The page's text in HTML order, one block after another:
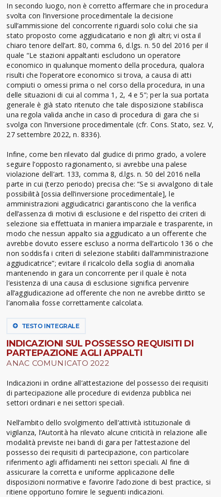
In secondo luogo, non è corretto affermare che in procedura
svolta con l’inversione procedimentale la decisione
sull’ammissione del concorrente riguardi solo colui che sia
stato proposto come aggiudicatario e non gli altri; vi osta il
chiaro tenore dell’art. 80, comma 6, d.lgs. n. 50 del 2016 per il
quale “Le stazioni appaltanti escludono un operatore
economico in qualunque momento della procedura, qualora
risulti che l’operatore economico si trova, a causa di atti
compiuti o omessi prima o nel corso della procedura, in una
delle situazioni di cui al comma 1, 2, 4 e 5”; per la sua portata
generale è già stato ritenuto che tale disposizione stabilisca
una regola valida anche in caso di procedura di gara che si
svolga con l’inversione procedimentale (cfr. Cons. Stato, sez. V,
27 settembre 2022, n. 8336).
Infine, come ben rilevato dal giudice di primo grado, a volere
seguire l’opposto ragionamento, si avrebbe una palese
violazione dell’art. 133, comma 8, d.lgs. n. 50 del 2016 nella
parte in cui (terzo periodo) precisa che: “Se si avvalgono di tale
possibilità [ossia dell’inversione procedimentale], le
amministrazioni aggiudicatrici garantiscono che la verifica
dell’assenza di motivi di esclusione e del rispetto dei criteri di
selezione sia effettuata in maniera imparziale e trasparente, in
modo che nessun appalto sia aggiudicato a un offerente che
avrebbe dovuto essere escluso a norma dell’articolo 136 o che
non soddisfa i criteri di selezione stabiliti dall’amministrazione
aggiudicatrice”; evitare il ricalcolo della soglia di anomalia
mantenendo in gara un concorrente per il quale è nota
l’esistenza di una causa di esclusione significa pervenire
all’aggiudicazione ad offerente che non ne avrebbe diritto se
l’anomalia fosse correttamente calcolata.
TESTO INTEGRALE
INDICAZIONI SUL POSSESSO REQUISITI DI
PARTEPAZIONE AGLI APPALTI
ANAC COMUNICATO 2022
Indicazioni in ordine all’attestazione del possesso dei requisiti
di partecipazione alle procedure di evidenza pubblica nei
settori ordinari e nei settori speciali.
Nell’ambito dello svolgimento dell’attività istituzionale di
vigilanza, l’Autorità ha rilevato alcune criticità in relazione alle
modalità previste nei bandi di gara per l’attestazione del
possesso dei requisiti di partecipazione, con particolare
riferimento agli affidamenti nei settori speciali. Al fine di
assicurare la corretta e uniforme applicazione delle
disposizioni normative e favorire l’adozione di best practice, si
ritiene opportuno fornire le seguenti indicazioni.